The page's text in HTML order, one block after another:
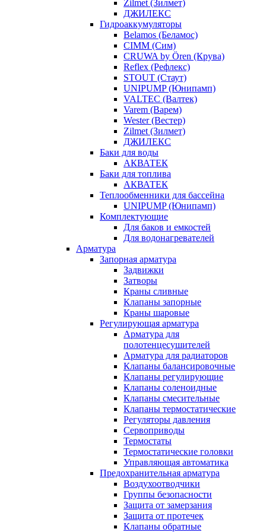
Zilmet (Зилмет)
ДЖИЛЕКС
Гидроаккумуляторы
Belamos (Беламос)
CIMM (Сим)
CRUWA by Ören (Крува)
Reflex (Рефлекс)
STOUT (Стаут)
UNIPUMP (Юнипамп)
VALTEC (Валтек)
Varem (Варем)
Wester (Вестер)
Zilmet (Зилмет)
ДЖИЛЕКС
Баки для воды
АКВАТЕК
Баки для топлива
АКВАТЕК
Теплообменники для бассейна
UNIPUMP (Юнипамп)
Комплектующие
Для баков и емкостей
Для водонагревателей
Арматура
Запорная арматура
Задвижки
Затворы
Краны сливные
Клапаны запорные
Краны шаровые
Регулирующая арматура
Арматура для
полотенцесушителей
Арматура для радиаторов
Клапаны балансировочные
Клапаны регулирующие
Клапаны соленоидные
Клапаны смесительные
Клапаны термостатические
Регуляторы давления
Сервоприводы
Термостаты
Термостатические головки
Управляющая автоматика
Предохранительная арматура
Воздухоотводчики
Группы безопасности
Защита от замерзания
Защита от протечек
Клапаны обратные